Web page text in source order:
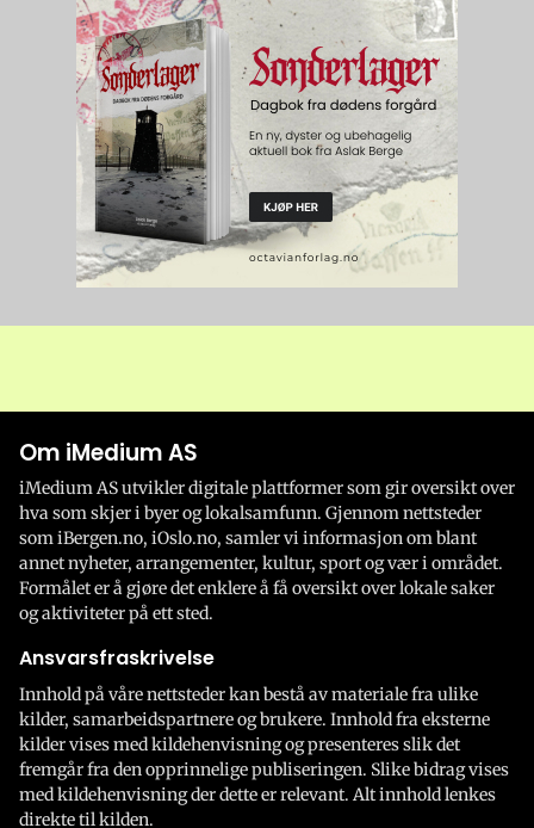
Om iMedium AS
iMedium AS utvikler digitale plattformer som gir oversikt over
hva som skjer i byer og lokalsamfunn. Gjennom nettsteder
som iBergen.no, iOslo.no, samler vi informasjon om blant
annet nyheter, arrangementer, kultur, sport og vær i området.
Formålet er å gjøre det enklere å få oversikt over lokale saker
og aktiviteter på ett sted.
Ansvarsfraskrivelse
Innhold på våre nettsteder kan bestå av materiale fra ulike
kilder, samarbeidspartnere og brukere. Innhold fra eksterne
kilder vises med kildehenvisning og presenteres slik det
fremgår fra den opprinnelige publiseringen. Slike bidrag vises
med kildehenvisning der dette er relevant. Alt innhold lenkes
direkte til kilden.